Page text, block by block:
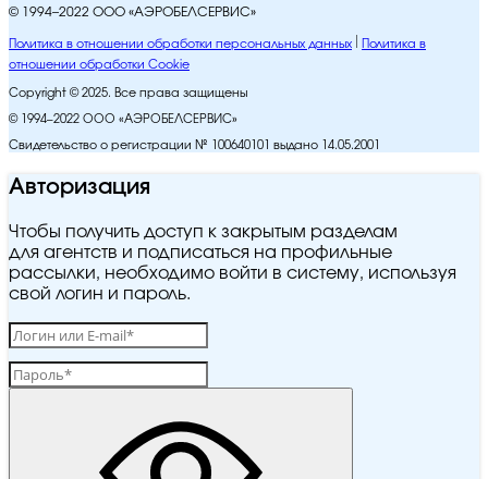
© 1994–2022 ООО «АЭРОБЕЛСЕРВИС»
Политика в отношении обработки персональных данных
Политика в
отношении обработки Cookie
Copyright © 2025. Все права защищены
© 1994–2022 ООО «АЭРОБЕЛСЕРВИС»
Свидетельство о регистрации № 100640101 выдано 14.05.2001
Авторизация
Чтобы получить доступ к закрытым разделам
для агентств и подписаться на профильные
рассылки, необходимо войти в систему, используя
свой логин и пароль.